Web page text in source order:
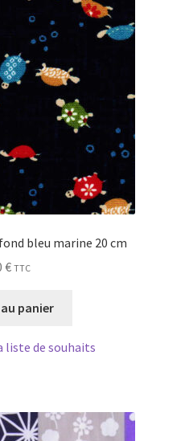
bleu marine 20 cm
€ TTC
panier
liste de souhaits